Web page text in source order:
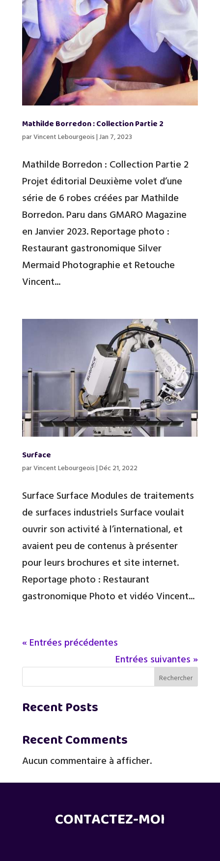
Mathilde Borredon : Collection Partie 2
parVincent Lebourgeois|Jan 7, 2023
Mathilde Borredon : Collection Partie 2
Projet éditorial Deuxième volet d’une
série de 6 robes créées par Mathilde
Borredon. Paru dans GMARO Magazine
en Janvier 2023. Reportage photo :
Restaurant gastronomique Silver
Mermaid Photographie et Retouche
Vincent...
Surface
parVincent Lebourgeois|Déc 21, 2022
Surface Surface Modules de traitements
de surfaces industriels Surface voulait
ouvrir son activité à l’international, et
avaient peu de contenus à présenter
pour leurs brochures et site internet.
Reportage photo : Restaurant
gastronomique Photo et vidéo Vincent...
« Entrées précédentes
Entrées suivantes »
Rechercher
Recent Posts
Recent Comments
Aucun commentaire à afficher.
CONTACTEZ-MOI